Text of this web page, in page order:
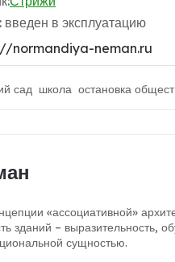
введен в эксплуатацию
normandiya-neman.ru
сад школа остановка
«ассоциативной»
зданий – выразительность,
сущностью.